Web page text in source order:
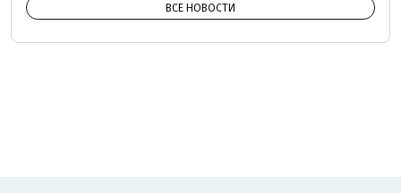
ВСЕ НОВОСТИ